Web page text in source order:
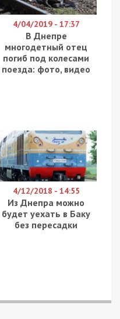
управління Бюро
області
державної
станції. Його
майна шляхом
що завдало
мільйонів гривень.
році посадовець
після продажу